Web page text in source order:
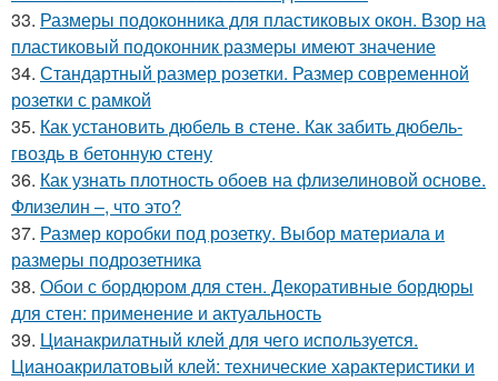
33. Размеры подоконника для пластиковых окон. Взор на
пластиковый подоконник размеры имеют значение
34. Стандартный размер розетки. Размер современной
розетки с рамкой
35. Как установить дюбель в стене. Как забить дюбель-
гвоздь в бетонную стену
36. Как узнать плотность обоев на флизелиновой основе.
Флизелин –, что это?
37. Размер коробки под розетку. Выбор материала и
размеры подрозетника
38. Обои с бордюром для стен. Декоративные бордюры
для стен: применение и актуальность
39. Цианакрилатный клей для чего используется.
Цианоакрилатовый клей: технические характеристики и